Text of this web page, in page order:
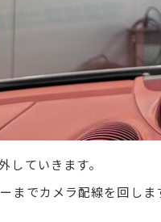
していきます。
までカメラ配線を回しま